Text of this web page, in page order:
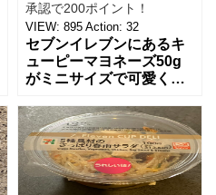
承認で200ポイント！
VIEW: 895 Action: 32
セブンイレブンにあるキ
ューピーマヨネーズ50g
がミニサイズで可愛く
した。 お味は容器が小さ
くなっただけで、定番と
同じ味で美味しいです。
マヨネーズは好みがそれ
ぞれあるようなのですけ